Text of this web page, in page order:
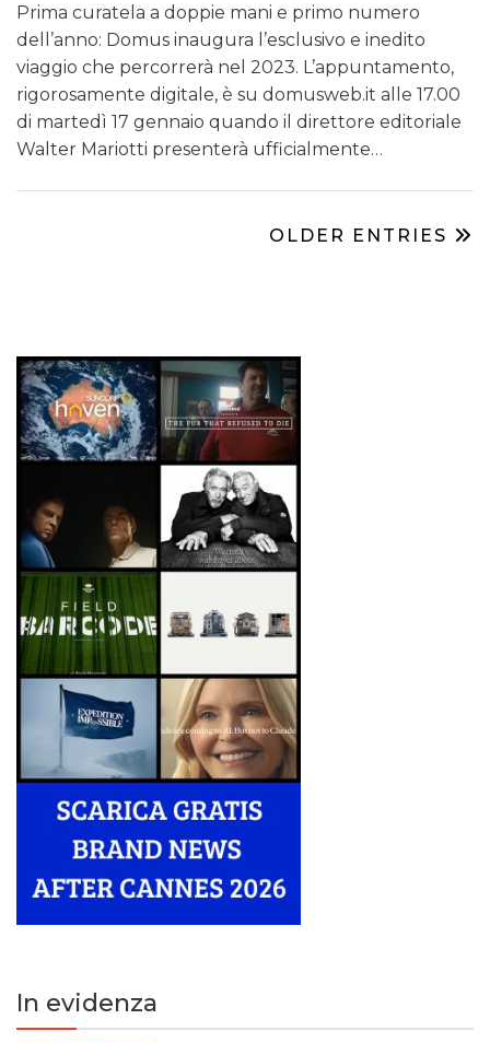
Prima curatela a doppie mani e primo numero
dell’anno: Domus inaugura l’esclusivo e inedito
viaggio che percorrerà nel 2023. L’appuntamento,
rigorosamente digitale, è su domusweb.it alle 17.00
di martedì 17 gennaio quando il direttore editoriale
Walter Mariotti presenterà ufficialmente…
OLDER ENTRIES
In evidenza